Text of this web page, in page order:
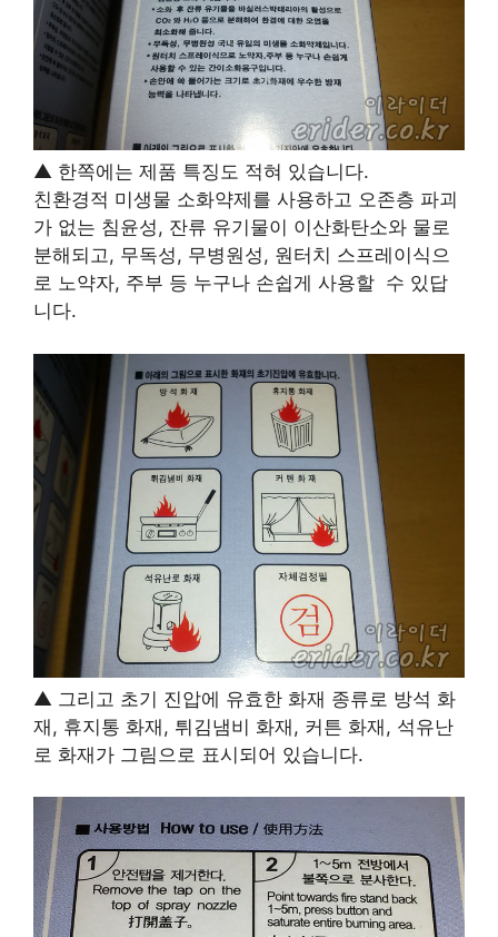
▲ 한쪽에는 제품 특징도 적혀 있습니다.
친환경적 미생물 소화약제를 사용하고 오존층 파괴
가 없는 침윤성, 잔류 유기물이 이산화탄소와 물로
분해되고, 무독성, 무병원성, 원터치 스프레이식으
로 노약자, 주부 등 누구나 손쉽게 사용할 수 있답
니다.
▲ 그리고 초기 진압에 유효한 화재 종류로 방석 화
재, 휴지통 화재, 튀김냄비 화재, 커튼 화재, 석유난
로 화재가 그림으로 표시되어 있습니다.